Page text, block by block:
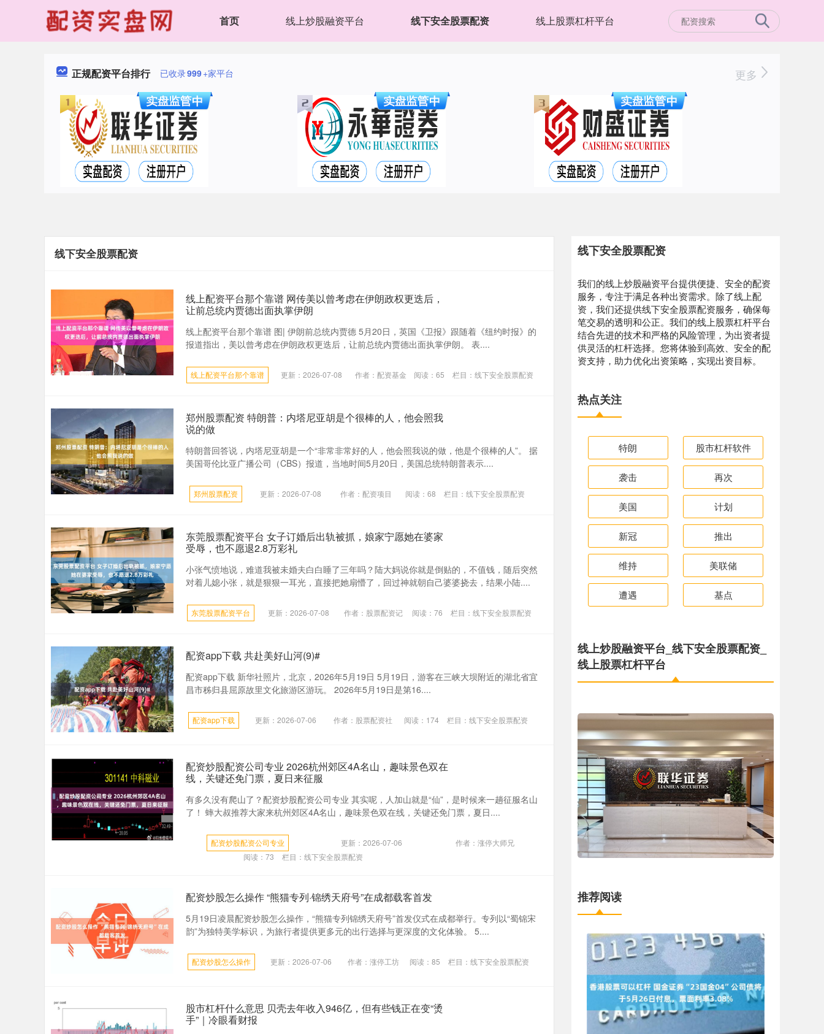
首页 线上炒股融资平台 线下安全股票配资 线上股票杠杆平台
正规配资平台排行 已收录999+家平台 更多
线下安全股票配资
线上配资平台那个靠谱 网传美以曾考虑在伊朗政权更迭后，
让前总统内贾德出面执掌伊朗
线上配资平台那个靠谱 图| 伊朗前总统内贾德 5月20日，英国《卫报》跟随着《纽约时报》的
报道指出，美以曾考虑在伊朗政权更迭后，让前总统内贾德出面执掌伊朗。 表....
线上配资平台那个靠谱 更新：2026-07-08 作者：配资基金 阅读：65 栏目：线下安全股票配资
郑州股票配资 特朗普：内塔尼亚胡是个很棒的人，他会照我
说的做
特朗普回答说，内塔尼亚胡是一个“非常非常好的人，他会照我说的做，他是个很棒的人”。 据
美国哥伦比亚广播公司（CBS）报道，当地时间5月20日，美国总统特朗普表示....
郑州股票配资 更新：2026-07-08 作者：配资项目 阅读： 68 栏目： 线下安全股票配资
东莞股票配资平台 女子订婚后出轨被抓，娘家宁愿她在婆家
受辱，也不愿退2.8万彩礼
小张气愤地说，难道我被未婚夫白白睡了三年吗？陆大妈说你就是倒贴的，不值钱，随后突然
对着儿媳小张，就是狠狠一耳光，直接把她扇懵了，回过神就朝自己婆婆挠去，结果小陆....
东莞股票配资平台 更新：2026-07-08 作者：股票配资记 阅读： 76 栏目： 线下安全股票配资
配资app下载 共赴美好山河(9)#
配资app下载 新华社照片，北京，2026年5月19日 5月19日，游客在三峡大坝附近的湖北省宜
昌市秭归县屈原故里文化旅游区游玩。 2026年5月19日是第16....
配资app下载 更新：2026-07-06 作者：股票配资社 阅读： 174 栏目： 线下安全股票配资
配资炒股配资公司专业 2026杭州郊区4A名山，趣味景色双在
线，关键还免门票，夏日来征服
有多久没有爬山了？配资炒股配资公司专业 其实呢，人加山就是“仙”，是时候来一趟征服名山
了！ 蟀大叔推荐大家来杭州郊区4A名山，趣味景色双在线，关键还免门票，夏日....
配资炒股配资公司专业 更新：2026-07-06
作者：涨停大师兄
阅读： 73 栏目： 线下安全股票配资
配资炒股怎么操作 “熊猫专列·锦绣天府号”在成都载客首发
5月19日凌晨配资炒股怎么操作，“熊猫专列锦绣天府号”首发仪式在成都举行。专列以“蜀锦宋
韵”为独特美学标识，为旅行者提供更多元的出行选择与更深度的文化体验。 5....
配资炒股怎么操作 更新：2026-07-06 作者：涨停工坊 阅读：85 栏目：线下安全股票配资
股市杠杆什么意思 贝壳去年收入946亿，但有些钱正在变“烫
手”｜冷眼看财报
线下安全股票配资
我们的线上炒股融资平台提供便捷、安全的配资
服务，专注于满足各种出资需求。除了线上配
资，我们还提供线下安全股票配资服务，确保每
笔交易的透明和公正。我们的线上股票杠杆平台
结合先进的技术和严格的风险管理，为出资者提
供灵活的杠杆选择。您将体验到高效、安全的配
资支持，助力优化出资策略，实现出资目标。
热点关注
特朗 股市杠杆软件
袭击 再次
美国 计划
新冠 推出
维持 美联储
遭遇 基点
线上炒股融资平台_线下安全股票配资_
线上股票杠杆平台
推荐阅读